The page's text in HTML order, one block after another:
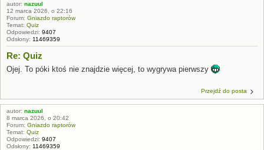
autor: nazuul
12 marca 2026, o 22:16
Forum: Gniazdo raptorów
Temat: Quiz
Odpowiedzi: 9407
Odsłony: 11469359
Re: Quiz
Ojej. To póki ktoś nie znajdzie więcej, to wygrywa pierwszy
Przejdź do posta
autor: nazuul
8 marca 2026, o 20:42
Forum: Gniazdo raptorów
Temat: Quiz
Odpowiedzi: 9407
Odsłony: 11469359